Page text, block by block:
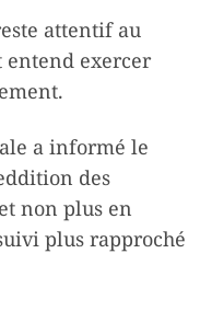
attentif au
entend exercer
a informé le
des
non plus en
plus rapproché